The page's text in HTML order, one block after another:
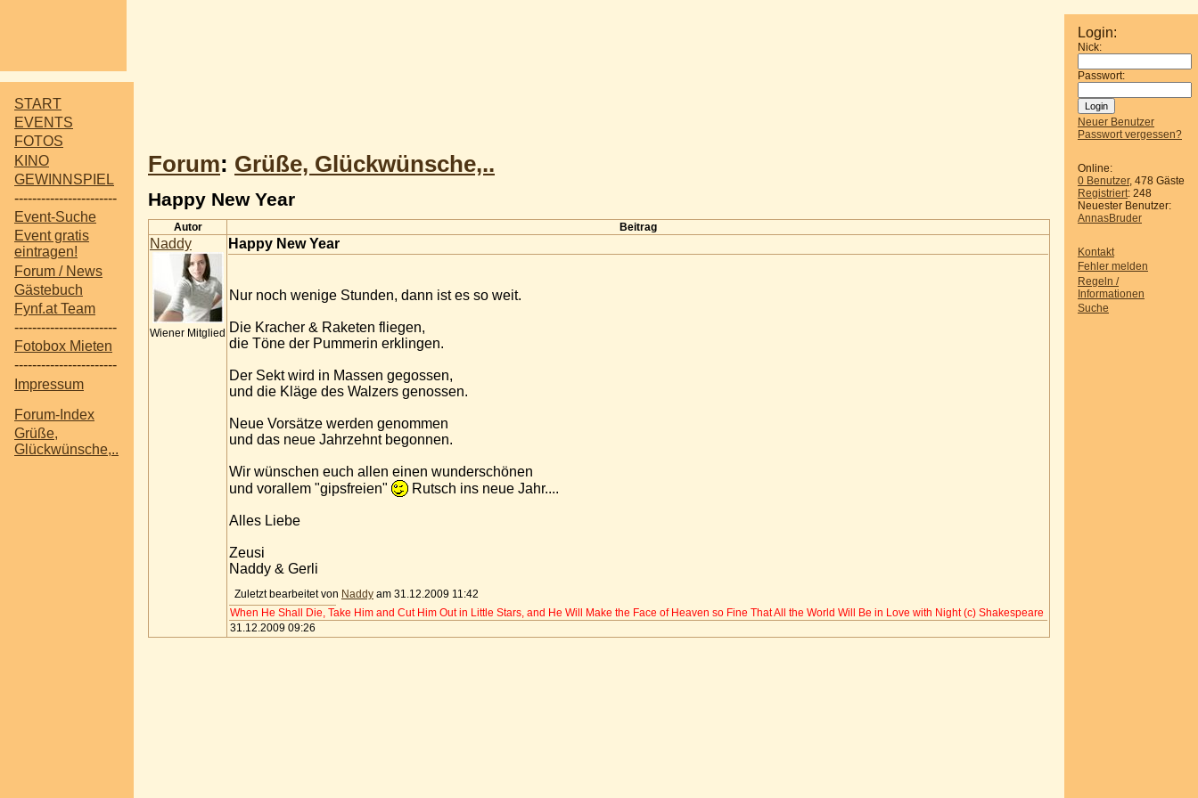
START
EVENTS
FOTOS
KINO
GEWINNSPIEL
-----------------------
Event-Suche
Event gratis
eintragen!
Forum / News
Gästebuch
Fynf.at Team
-----------------------
Fotobox Mieten
-----------------------
Impressum
Forum-Index
Grüße,
Glückwünsche,..
Login:
Nick:
Passwort:
Neuer Benutzer
Passwort vergessen?
Online:
0 Benutzer, 478 Gäste
Registriert: 248
Neuester Benutzer:
AnnasBruder
Kontakt
Fehler melden
Regeln /
Informationen
Suche
Forum: Grüße, Glückwünsche,..
Happy New Year
Autor Beitrag
Naddy
Wiener Mitglied
Happy New Year
Nur noch wenige Stunden, dann ist es so weit.
Die Kracher & Raketen fliegen,
die Töne der Pummerin erklingen.
Der Sekt wird in Massen gegossen,
und die Kläge des Walzers genossen.
Neue Vorsätze werden genommen
und das neue Jahrzehnt begonnen.
Wir wünschen euch allen einen wunderschönen
und vorallem "gipsfreien"
Rutsch ins neue Jahr....
Alles Liebe
Zeusi
Naddy & Gerli
Zuletzt bearbeitet von Naddy am 31.12.2009 11:42
When He Shall Die, Take Him and Cut Him Out in Little Stars, and He Will Make the Face of Heaven so Fine That All the World Will Be in Love with Night (c) Shakespeare
31.12.2009 09:26